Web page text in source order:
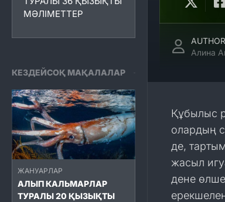
МӘЛІМЕТТЕР
КЕЗДЕЙСОҚ МАҚАЛАЛАР
ЖАНУАРЛАР
АЛЫП КАЛЬМАРЛАР
ТУРАЛЫ 20 ҚЫЗЫҚТЫ
AUTHOR
Алина
Құбылыс
олардың
де,
жасыл
дене